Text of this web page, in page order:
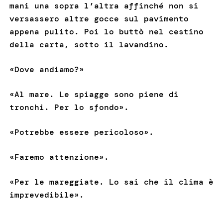
mani una sopra l’altra affinché non si
versassero altre gocce sul pavimento
appena pulito. Poi lo buttò nel cestino
della carta, sotto il lavandino.
«Dove andiamo?»
«Al mare. Le spiagge sono piene di
tronchi. Per lo sfondo».
«Potrebbe essere pericoloso».
«Faremo attenzione».
«Per le mareggiate. Lo sai che il clima è
imprevedibile».